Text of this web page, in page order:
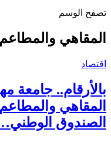
تصفح الوسم
المقاهي والمطاعم
اقتصاد
بالأرقام.. جامعة
المقاهي
الصندوق